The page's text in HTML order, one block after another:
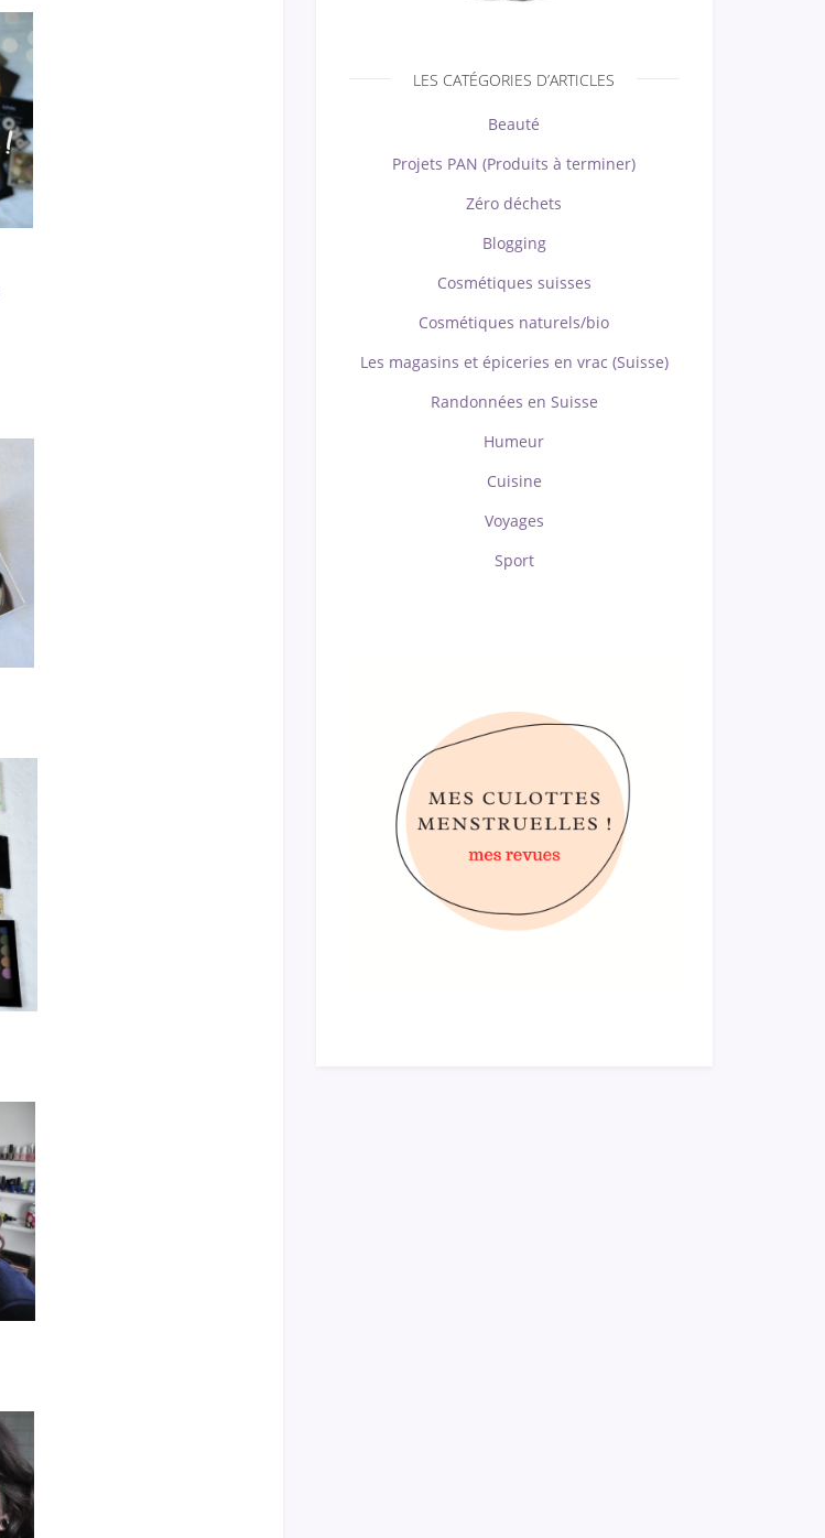
LES CATÉGORIES D’ARTICLES
Beauté
Projets PAN (Produits à terminer)
Zéro déchets
Blogging
Cosmétiques suisses
Cosmétiques naturels/bio
Les magasins et épiceries en vrac (Suisse)
Randonnées en Suisse
Humeur
Cuisine
Voyages
Sport